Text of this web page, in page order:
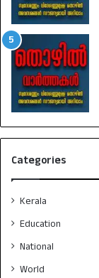
Categories
Kerala
Education
National
World